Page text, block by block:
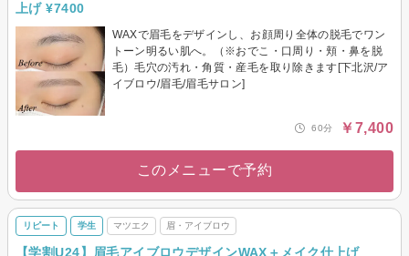
上げ ¥7400
WAXで眉毛をデザインし、お顔周り全体の脱毛でワン
トーン明るい肌へ。（※おでこ・口周り・頬・鼻を脱
毛）毛穴の汚れ・角質・産毛を取り除きます[下北沢/ア
イブロウ/眉毛/眉毛サロン]
60分 ￥7,400
このメニューで予約
リピート 学生 マツエク 眉・アイブロウ
【学割U24】眉毛アイブロウデザインWAX＋メイク仕上げ